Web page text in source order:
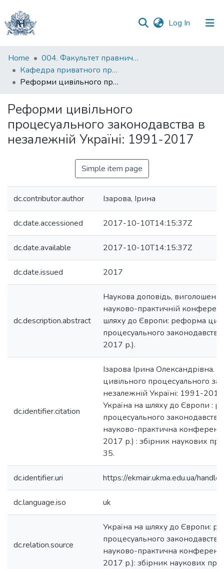
Log In (current)
Communities
&
Collections
Statistics
Home
004. Факультет правничих наук
Кафедра приватного права
Реформи цивільного процесуального законодавства в незалежній Україні: 1991-2017
Реформи цивільного
процесуального законодавства в
незалежній Україні: 1991-2017
Simple item page
dc.contributor.author Ізарова, Ірина
dc.date.accessioned 2017-10-10T14:15:37Z
dc.date.available 2017-10-10T14:15:37Z
dc.date.issued 2017
dc.description.abstract
Наукова доповідь,
науково-практичній
шляху до Європи: реформа
процесуального
2017 р.).
dc.identifier.citation
Ізарова Ірина Олександрівна.
цивільного процесуального
незалежній Україні: 1991-2017
Україна на шляху до Європи :
процесуального
науково-практична
2017 р.) : збірник наукових
35.
dc.identifier.uri https://ekmair.ukma.edu.ua/
dc.language.iso uk
dc.relation.source
Україна на шляху до Європи:
процесуального
науково-практична
2017 р.): збірник наукових